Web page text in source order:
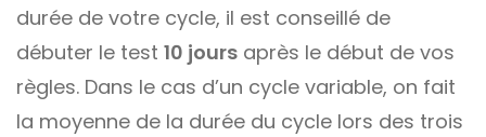
durée de votre cycle, il est conseillé de
débuter le test 10 jours après le début de vos
règles. Dans le cas d’un cycle variable, on fait
la moyenne de la durée du cycle lors des trois